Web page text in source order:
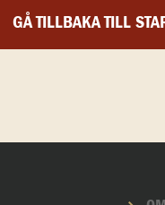
GÅ TILLBAKA TILL